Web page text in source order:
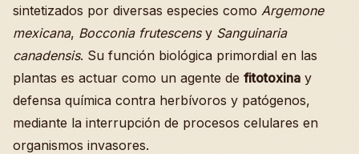
sintetizados por diversas especies como Argemone
mexicana, Bocconia frutescensy Sanguinaria
canadensis. Su función biológica primordial en las
plantas es actuar como un agente de fitotoxina y
defensa química contra herbívoros y patógenos,
mediante la interrupción de procesos celulares en
organismos invasores.